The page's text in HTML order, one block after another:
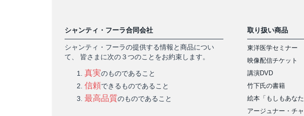
シャンティ・フーラ合同会社
シャンティ・フーラの提供する情報と商品につい
て、 皆さまに次の３つのことをお約束します。
真実のものであること
信頼できるものであること
最高品質のものであること
取り扱い商品
東洋医学セミナー
映像配信チケット
講演DVD
竹下氏の書籍
絵本「もしもあなた
アージュナー・チ